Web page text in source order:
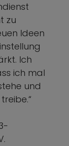
zu
Ideen
Ich
ich mal
und